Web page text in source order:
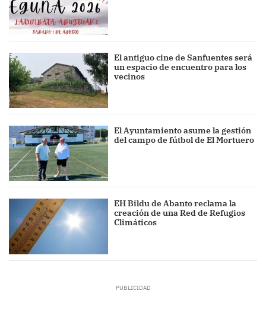
El antiguo cine de Sanfuentes será
un espacio de encuentro para los
vecinos
El Ayuntamiento asume la gestión
del campo de fútbol de El Mortuero
EH Bildu de Abanto reclama la
creación de una Red de Refugios
Climáticos